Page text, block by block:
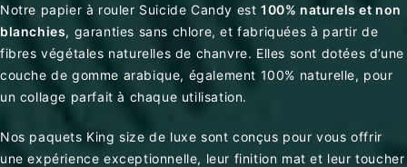
Notre papier à rouler Suicide Candy est 100% naturels et non
blanchies, garanties sans chlore, et fabriquées à partir de
fibres végétales naturelles de chanvre. Elles sont dotées d’une
couche de gomme arabique, également 100% naturelle, pour
un collage parfait à chaque utilisation.
Nos paquets King size de luxe sont conçus pour vous offrir
une expérience exceptionnelle, leur finition mat et leur toucher